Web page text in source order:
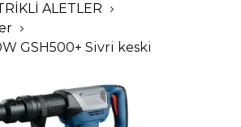
ALETLER
GSH500+ Sivri keski